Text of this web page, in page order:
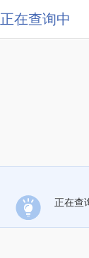
正在查询中
正在查